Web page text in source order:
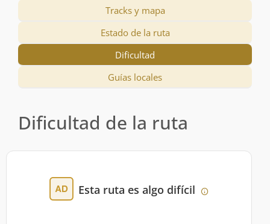
Tracks y mapa
Estado de la ruta
Dificultad
Guías locales
Dificultad de la ruta
Esta ruta es algo difícil